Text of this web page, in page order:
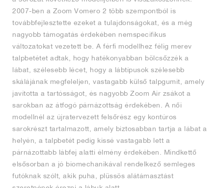
2007-ben a Zoom Vomero 2 több szempontból is
továbbfejlesztette ezeket a tulajdonságokat, és a még
nagyobb támogatás érdekében nemspecifikus
változatokat vezetett be. A férfi modellhez félig merev
talpbetétet adtak, hogy hatékonyabban bölcsőzzék a
lábat, szélesebb lécet, hogy a lábtípusok szélesebb
skálájának megfeleljen, vastagabb külső talpgumit, amely
javította a tartósságot, és nagyobb Zoom Air zsákot a
sarokban az átfogó párnázottság érdekében. A női
modellnél az újratervezett felsőrész egy kontúros
sarokrészt tartalmazott, amely biztosabban tartja a lábat a
helyén, a talpbetét pedig kissé vastagabb lett a
párnázottabb lábfej alatti élmény érdekében. Mindkettő
elsősorban a jó biomechanikával rendelkező semleges
futóknak szólt, akik puha, plüssös alátámasztást